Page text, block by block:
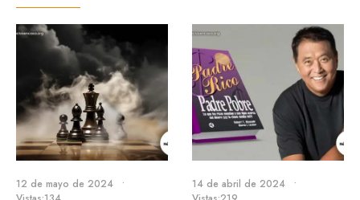
12 de mayo de 2024
•
14 de abril de 2024
•